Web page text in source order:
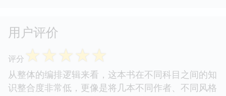
用户评价
评分 ☆☆☆☆☆
从整体的编排逻辑来看，这本书在不同科目之间的知
识整合度非常低，更像是将几本不同作者、不同风格